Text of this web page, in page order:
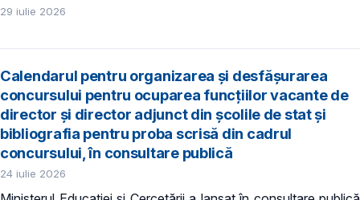
29 iulie 2026
Calendarul pentru organizarea și desfășurarea
concursului pentru ocuparea funcțiilor vacante de
director și director adjunct din școlile de stat și
bibliografia pentru proba scrisă din cadrul
concursului, în consultare publică
24 iulie 2026